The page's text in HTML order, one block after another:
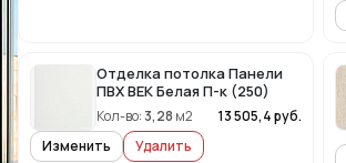
Отделка потолка Панели
ПВХ ВЕК Белая П-к (250)
Кол-во: 3,28 м2 13 505,4руб.
Изменить
Удалить